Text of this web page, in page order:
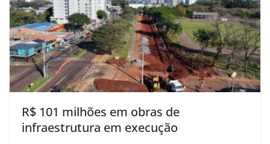
R$ 101 milhões em obras de
infraestrutura em execução